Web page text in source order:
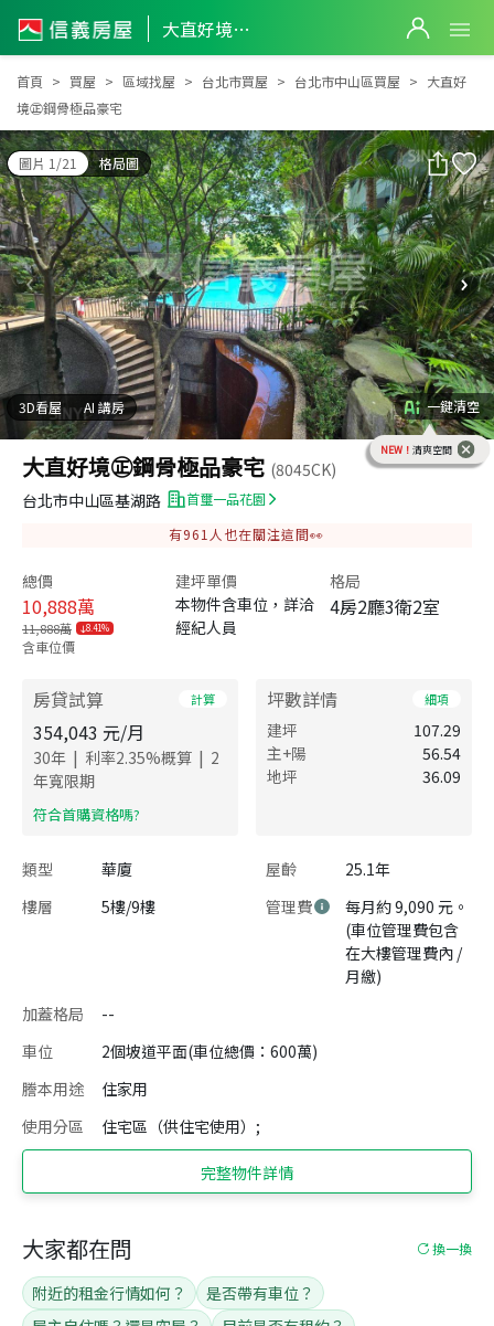
大直好境㊣鋼骨極品豪宅
大直好境㊣鋼骨極品豪宅
首頁 買屋 區域找屋 台北市買屋 台北市中山區買屋
大直好
境㊣鋼骨極品豪宅
圖片 1/21 格局圖
3D看屋 AI 講房 一鍵清空
NEW！ 清爽空間
大直好境㊣鋼骨極品豪宅 (8045CK)
台北市中山區基湖路
首璽一品花園
有961 人也在關注這間👀
總價
10,888萬
11,888萬 8.41%
含車位價
建坪單價
本物件含車位，詳洽
經紀人員
格局
4房2廳3衛2室
房貸試算 計算
354,043 元/月
30年 | 利率2.35%概算 | 2
年寬限期
​符合首購資格嗎?
坪數詳情 細項
建坪
107.29
主+陽
56.54
地坪
36.09
類型 華廈 屋齡
25.1年
樓層
5樓/9樓 管理費
每月約 9,090 元。
(車位管理費包含
在大樓管理費內 /
月繳)
加蓋格局
--
車位
2個坡道平面(車位總價：600萬)
謄本用途
住家用
使用分區
住宅區（供住宅使用）;
完整物件詳情
大家都在問 換一換
附近的租金行情如何？
是否帶有車位？